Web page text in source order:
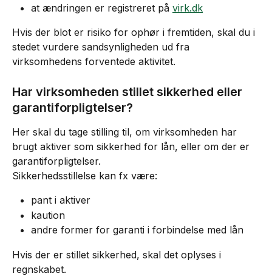
at ændringen er registreret på virk.dk
Hvis der blot er risiko for ophør i fremtiden, skal du i
stedet vurdere sandsynligheden ud fra
virksomhedens forventede aktivitet.
Har virksomheden stillet sikkerhed eller
garantiforpligtelser?
Her skal du tage stilling til, om virksomheden har
brugt aktiver som sikkerhed for lån, eller om der er
garantiforpligtelser.
Sikkerhedsstillelse kan fx være:
pant i aktiver
kaution
andre former for garanti i forbindelse med lån
Hvis der er stillet sikkerhed, skal det oplyses i
regnskabet.